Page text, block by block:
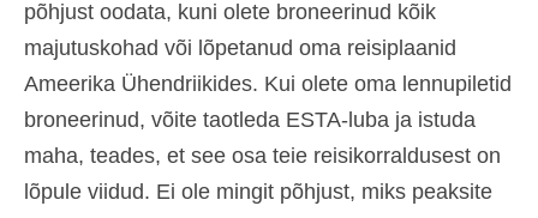
põhjust oodata, kuni olete broneerinud kõik
majutuskohad või lõpetanud oma reisiplaanid
Ameerika Ühendriikides. Kui olete oma lennupiletid
broneerinud, võite taotleda ESTA-luba ja istuda
maha, teades, et see osa teie reisikorraldusest on
lõpule viidud. Ei ole mingit põhjust, miks peaksite